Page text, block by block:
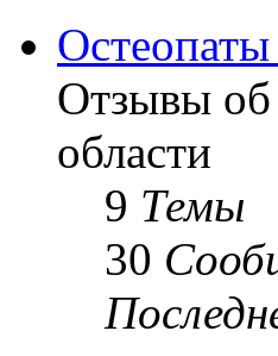
Отзывы об
области
9 Темы
30